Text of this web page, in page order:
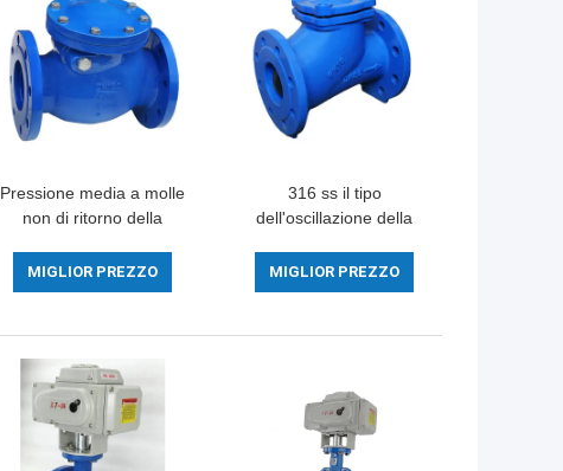
Pressione media a molle
non di ritorno della
acciaio inossidabile
MIGLIOR PREZZO
316 ss il tipo
dell'oscillazione della
contropressione della
valvola a sfera di acciaio
di ritenuta
MIGLIOR PREZZO